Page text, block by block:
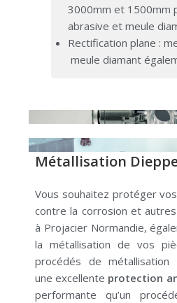
3000mm et 1500mm
abrasive et meule
Rectification plane :
meule diamant
Métallisation
Vous souhaitez protéger
contre la corrosion et
à Projacier Normandie,
la métallisation de vos
procédés de métallisation
une excellente protection
performante qu’un